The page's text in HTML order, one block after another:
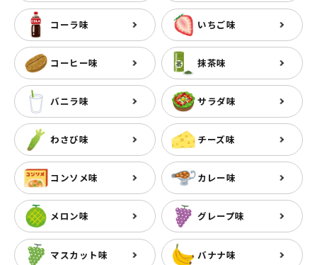
コーラ味 いちご味
コーヒー味 抹茶味
バニラ味 サラダ味
わさび味 チーズ味
コンソメ味 カレー味
メロン味 グレープ味
マスカット味 バナナ味